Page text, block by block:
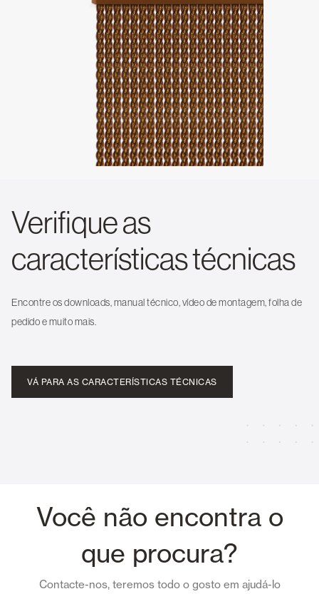
Verifique as
características técnicas
Encontre os downloads, manual técnico, vídeo de montagem, folha de
pedido e muito mais.
VÁ PARA AS CARACTERÍSTICAS TÉCNICAS
Você não encontra o
que procura?
Contacte-nos, teremos todo o gosto em ajudá-lo